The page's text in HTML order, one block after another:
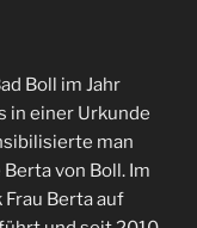
Boll im Jahr
in einer Urkunde
man
von Boll. Im
Berta auf